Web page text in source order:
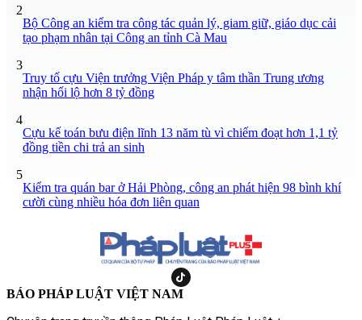
2
Bộ Công an kiểm tra công tác quản lý, giam giữ, giáo dục cải
tạo phạm nhân tại Công an tỉnh Cà Mau
3
Truy tố cựu Viện trưởng Viện Pháp y tâm thần Trung ương
nhận hối lộ hơn 8 tỷ đồng
4
Cựu kế toán bưu điện lĩnh 13 năm tù vì chiếm đoạt hơn 1,1 tỷ
đồng tiền chi trả an sinh
5
Kiểm tra quán bar ở Hải Phòng, công an phát hiện 98 bình khí
cười cùng nhiều hóa đơn liên quan
BÁO PHÁP LUẬT VIỆT NAM